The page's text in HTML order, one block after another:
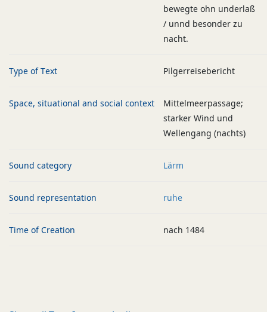
bewegte ohn underlaß
/ unnd besonder zu
nacht.
Type of Text Pilgerreisebericht
Space, situational and social context
Mittelmeerpassage;
starker Wind und
Wellengang (nachts)
Sound category Lärm
Sound representation ruhe
Time of Creation nach 1484